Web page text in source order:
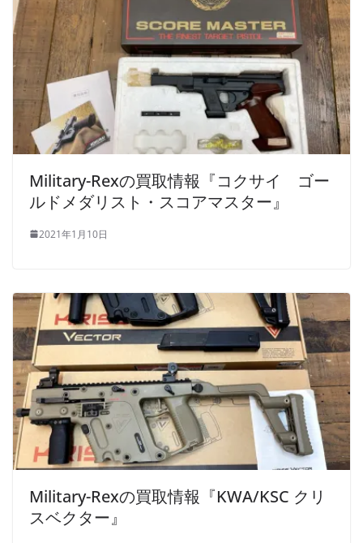
Military-Rexの買取情報『コクサイ ゴー
ルドメダリスト・スコアマスター』
2021年1月10日
Military-Rexの買取情報『KWA/KSC クリ
スベクター』